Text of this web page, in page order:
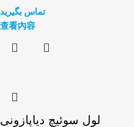
تماس بگیرید
查看內容
لول سوئیچ دیاپازونی